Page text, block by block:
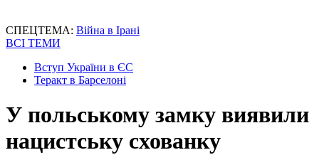
СПЕЦТЕМА: Війна в Ірані
ВСІ ТЕМИ
Вступ України в ЄС
Теракт в Барселоні
У польському замку виявили
нацистську схованку